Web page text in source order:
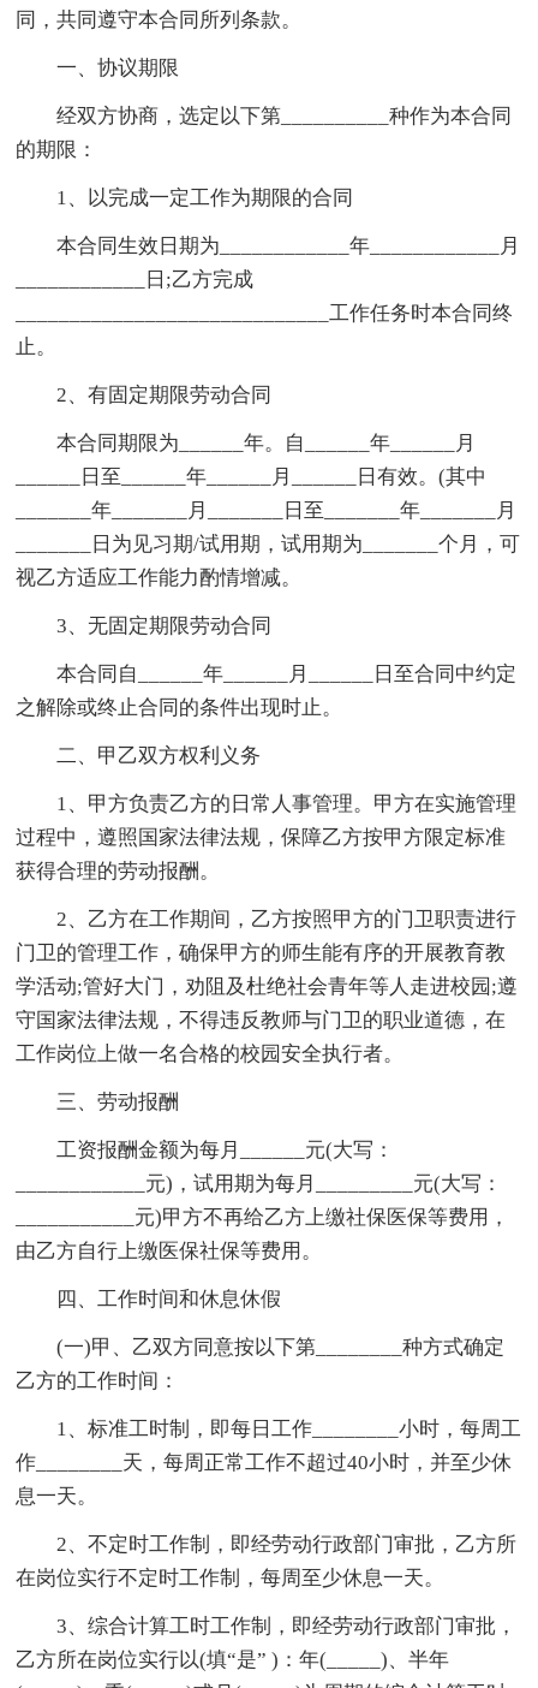
同，共同遵守本合同所列条款。
一、协议期限
经双方协商，选定以下第__________种作为本合同
的期限：
1、以完成一定工作为期限的合同
本合同生效日期为____________年____________月
____________日;乙方完成
_____________________________工作任务时本合同终
止。
2、有固定期限劳动合同
本合同期限为______年。自______年______月
______日至______年______月______日有效。(其中
_______年_______月_______日至_______年_______月
_______日为见习期/试用期，试用期为_______个月，可
视乙方适应工作能力酌情增减。
3、无固定期限劳动合同
本合同自______年______月______日至合同中约定
之解除或终止合同的条件出现时止。
二、甲乙双方权利义务
1、甲方负责乙方的日常人事管理。甲方在实施管理
过程中，遵照国家法律法规，保障乙方按甲方限定标准
获得合理的劳动报酬。
2、乙方在工作期间，乙方按照甲方的门卫职责进行
门卫的管理工作，确保甲方的师生能有序的开展教育教
学活动;管好大门，劝阻及杜绝社会青年等人走进校园;遵
守国家法律法规，不得违反教师与门卫的职业道德，在
工作岗位上做一名合格的校园安全执行者。
三、劳动报酬
工资报酬金额为每月______元(大写：
____________元)，试用期为每月_________元(大写：
___________元)甲方不再给乙方上缴社保医保等费用，
由乙方自行上缴医保社保等费用。
四、工作时间和休息休假
(一)甲、乙双方同意按以下第________种方式确定
乙方的工作时间：
1、标准工时制，即每日工作________小时，每周工
作________天，每周正常工作不超过40小时，并至少休
息一天。
2、不定时工作制，即经劳动行政部门审批，乙方所
在岗位实行不定时工作制，每周至少休息一天。
3、综合计算工时工作制，即经劳动行政部门审批，
乙方所在岗位实行以(填“是” )：年(_____)、半年